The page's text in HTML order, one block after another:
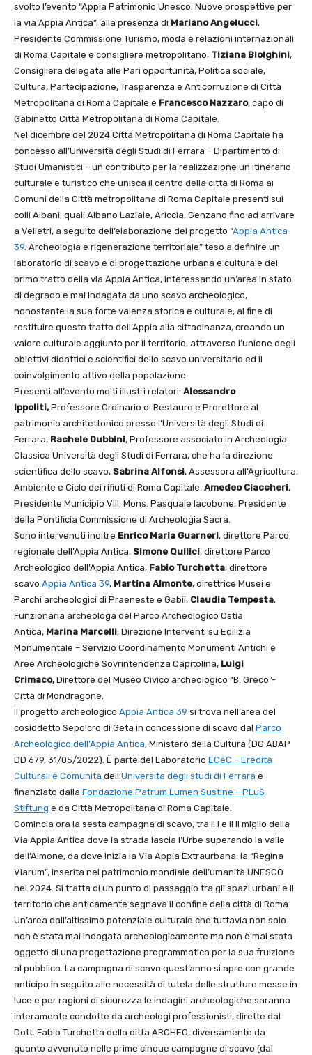
svolto l’evento “Appia Patrimonio Unesco: Nuove prospettive per
la via Appia Antica”, alla presenza di Mariano Angelucci,
Presidente Commissione Turismo, moda e relazioni internazionali
di Roma Capitale e consigliere metropolitano, Tiziana Biolghini,
Consigliera delegata alle Pari opportunità, Politica sociale,
Cultura, Partecipazione, Trasparenza e Anticorruzione di Città
Metropolitana di Roma Capitale e Francesco Nazzaro, capo di
Gabinetto Città Metropolitana di Roma Capitale.
Nel dicembre del 2024 Città Metropolitana di Roma Capitale ha
concesso all’Università degli Studi di Ferrara – Dipartimento di
Studi Umanistici – un contributo per la realizzazione un itinerario
culturale e turistico che unisca il centro della città di Roma ai
Comuni della Città metropolitana di Roma Capitale presenti sui
colli Albani, quali Albano Laziale, Ariccia, Genzano fino ad arrivare
a Velletri, a seguito dell’elaborazione del progetto “Appia Antica
39 . Archeologia e rigenerazione territoriale” teso a definire un
laboratorio di scavo e di progettazione urbana e culturale del
primo tratto della via Appia Antica, interessando un’area in stato
di degrado e mai indagata da uno scavo archeologico,
nonostante la sua forte valenza storica e culturale, al fine di
restituire questo tratto dell’Appia alla cittadinanza, creando un
valore culturale aggiunto per il territorio, attraverso l’unione degli
obiettivi didattici e scientifici dello scavo universitario ed il
coinvolgimento attivo della popolazione.
Presenti all’evento molti illustri relatori: Alessandro
Ippoliti,Professore Ordinario di Restauro e Prorettore al
patrimonio architettonico presso l’Università degli Studi di
Ferrara, Rachele Dubbini, Professore associato in Archeologia
Classica Università degli Studi di Ferrara, che ha la direzione
scientifica dello scavo, Sabrina Alfonsi, Assessora all’Agricoltura,
Ambiente e Ciclo dei rifiuti di Roma Capitale, Amedeo Ciaccheri,
Presidente Municipio VIII, Mons. Pasquale Iacobone, Presidente
della Pontificia Commissione di Archeologia Sacra.
Sono intervenuti inoltre Enrico Maria Guarneri, direttore Parco
regionale dell’Appia Antica, Simone Quilici, direttore Parco
Archeologico dell’Appia Antica, Fabio Turchetta, direttore
scavo Appia Antica 39, Martina Almonte, direttrice Musei e
Parchi archeologici di Praeneste e Gabii, Claudia Tempesta,
Funzionaria archeologa del Parco Archeologico Ostia
Antica, Marina Marcelli, Direzione Interventi su Edilizia
Monumentale – Servizio Coordinamento Monumenti Antichi e
Aree Archeologiche Sovrintendenza Capitolina, Luigi
Crimaco,Direttore del Museo Civico archeologico “B. Greco”-
Città di Mondragone.
Il progetto archeologico Appia Antica 39 si trova nell’area del
cosiddetto Sepolcro di Geta in concessione di scavo dal Parco
Archeologico dell’Appia Antica, Ministero della Cultura (DG ABAP
DD 679, 31/05/2022). È parte del Laboratorio ECeC – Eredità
Culturali e Comunità dell’Università degli studi di Ferrara e
finanziato dalla Fondazione Patrum Lumen Sustine – PLuS
Stiftung e da Città Metropolitana di Roma Capitale.
Comincia ora la sesta campagna di scavo, tra il I e il II miglio della
Via Appia Antica dove la strada lascia l’Urbe superando la valle
dell’Almone, da dove inizia la Via Appia Extraurbana: la “Regina
Viarum”, inserita nel patrimonio mondiale dell’umanità UNESCO
nel 2024. Si tratta di un punto di passaggio tra gli spazi urbani e il
territorio che anticamente segnava il confine della città di Roma.
Un’area dall’altissimo potenziale culturale che tuttavia non solo
non è stata mai indagata archeologicamente ma non è mai stata
oggetto di una progettazione programmatica per la sua fruizione
al pubblico. La campagna di scavo quest’anno si apre con grande
anticipo in seguito alle necessità di tutela delle strutture messe in
luce e per ragioni di sicurezza le indagini archeologiche saranno
interamente condotte da archeologi professionisti, dirette dal
Dott. Fabio Turchetta della ditta ARCHEO, diversamente da
quanto avvenuto nelle prime cinque campagne di scavo (dal